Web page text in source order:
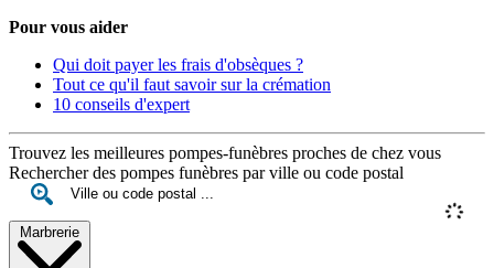
Pour vous aider
Qui doit payer les frais d'obsèques ?
Tout ce qu'il faut savoir sur la crémation
10 conseils d'expert
Trouvez les meilleures pompes-funèbres proches de chez vous
Rechercher des pompes funèbres par ville ou code postal
Marbrerie